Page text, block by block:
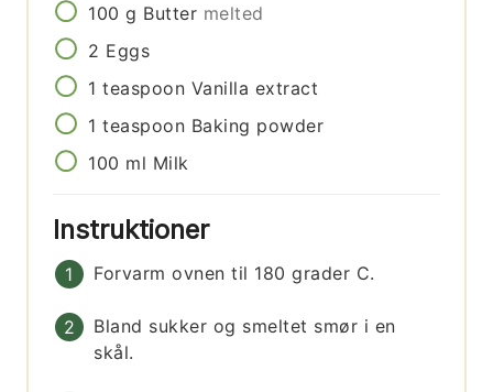
100 g Butter melted
2 Eggs
1 teaspoon Vanilla extract
1 teaspoon Baking powder
100 ml Milk
Instruktioner
Forvarm ovnen til 180 grader C.
Bland sukker og smeltet smør i en
skål.